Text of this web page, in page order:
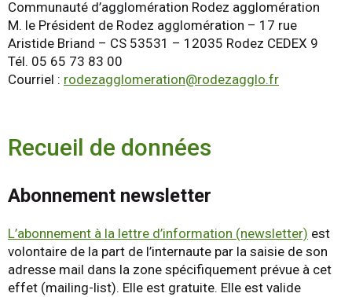
Communauté d’agglomération Rodez agglomération
M. le Président de Rodez agglomération – 17 rue
Aristide Briand – CS 53531 – 12035 Rodez CEDEX 9
Tél. 05 65 73 83 00
Courriel : rodezagglomeration@rodezagglo.fr
Recueil de données
Abonnement newsletter
L’abonnement à la lettre d’information (newsletter) est
volontaire de la part de l’internaute par la saisie de son
adresse mail dans la zone spécifiquement prévue à cet
effet (mailing-list). Elle est gratuite. Elle est valide